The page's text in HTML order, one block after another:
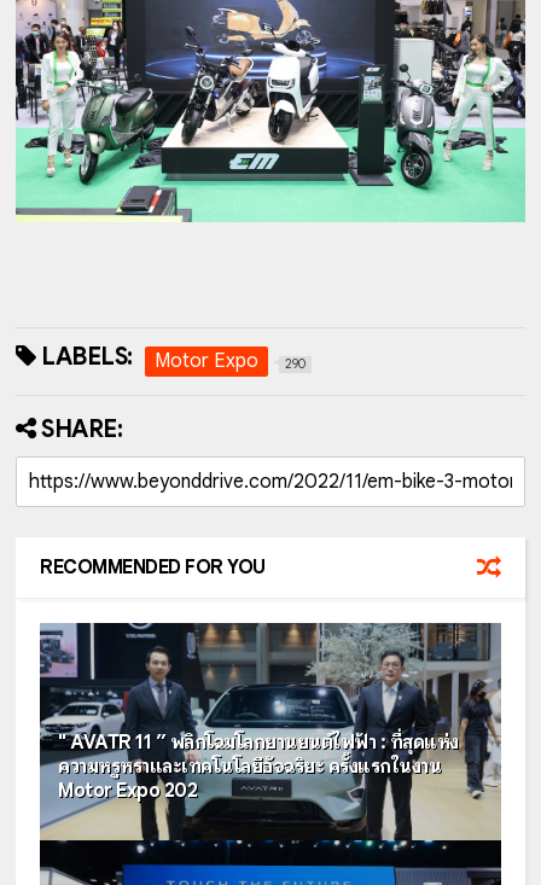
LABELS: Motor Expo 290
SHARE:
RECOMMENDED FOR YOU
" AVATR 11 ” พลิกโฉมโลกยานยนต์ไฟฟ้า : ที่สุดแห่ง
ความหรูหราและเทคโนโลยีอัจฉริยะ ครั้งแรกในงาน
Motor Expo 202